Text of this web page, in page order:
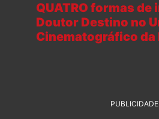
QUATRO formas
Doutor Destino no
Cinematográfico da
PUBLICIDADE